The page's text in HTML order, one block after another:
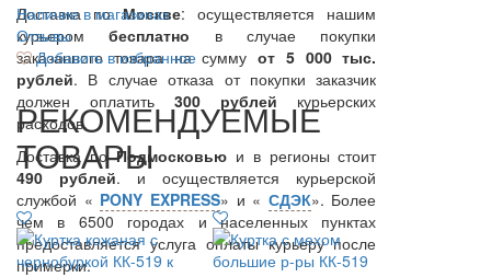
Доставка поМоскве: осуществляется нашим
курьеромбесплатно в случае покупки
заказанного товара на суммуот 5 000 тыс.
рублей. В случае отказа от покупки заказчик
должен оплатить300 рублей курьерских
расходов.
Доставка поПодмосковью и в регионы стоит
490 рублей. и осуществляется курьерской
службой « PONY EXPRESS» и « СДЭК». Более
чем в 6500 городах и населенных пунктах
предоставляется услуга оплаты курьеру после
примерки.
Наличие в магазинах
Отзывы
Добавить в избранное
РЕКОМЕНДУЕМЫЕ
ТОВАРЫ